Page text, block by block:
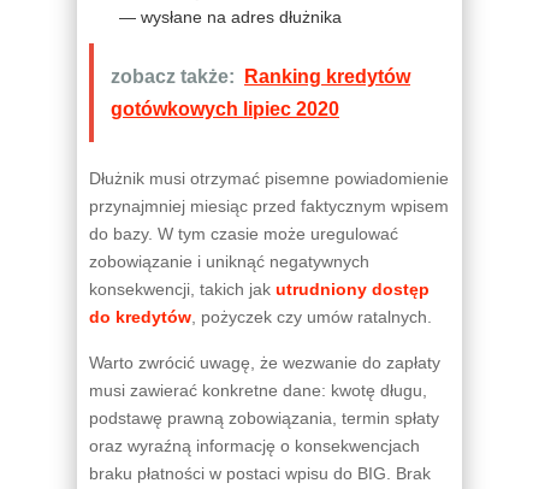
— wysłane na adres dłużnika
zobacz także:
Ranking kredytów
gotówkowych lipiec 2020
Dłużnik musi otrzymać pisemne powiadomienie
przynajmniej miesiąc przed faktycznym wpisem
do bazy. W tym czasie może uregulować
zobowiązanie i uniknąć negatywnych
konsekwencji, takich jak utrudniony dostęp
do kredytów , pożyczek czy umów ratalnych.
Warto zwrócić uwagę, że wezwanie do zapłaty
musi zawierać konkretne dane: kwotę długu,
podstawę prawną zobowiązania, termin spłaty
oraz wyraźną informację o konsekwencjach
braku płatności w postaci wpisu do BIG. Brak